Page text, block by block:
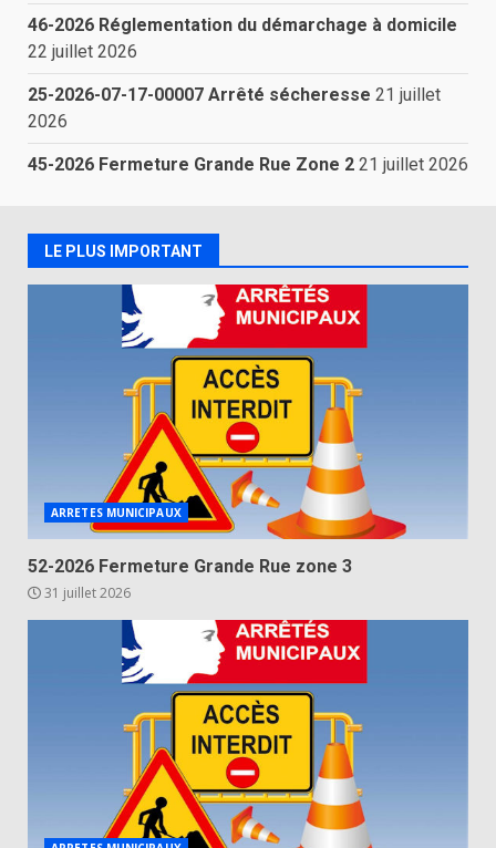
46-2026 Réglementation du démarchage à domicile
22 juillet 2026
25-2026-07-17-00007 Arrêté sécheresse 21 juillet
2026
45-2026 Fermeture Grande Rue Zone 2 21 juillet 2026
LE PLUS IMPORTANT
ARRETES MUNICIPAUX
52-2026 Fermeture Grande Rue zone 3
31 juillet 2026